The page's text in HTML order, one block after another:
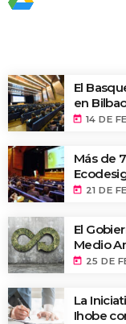
El
en
today 14 DE
Más de
today 21 DE
El
Medio
today 25 DE
La
Ihobe